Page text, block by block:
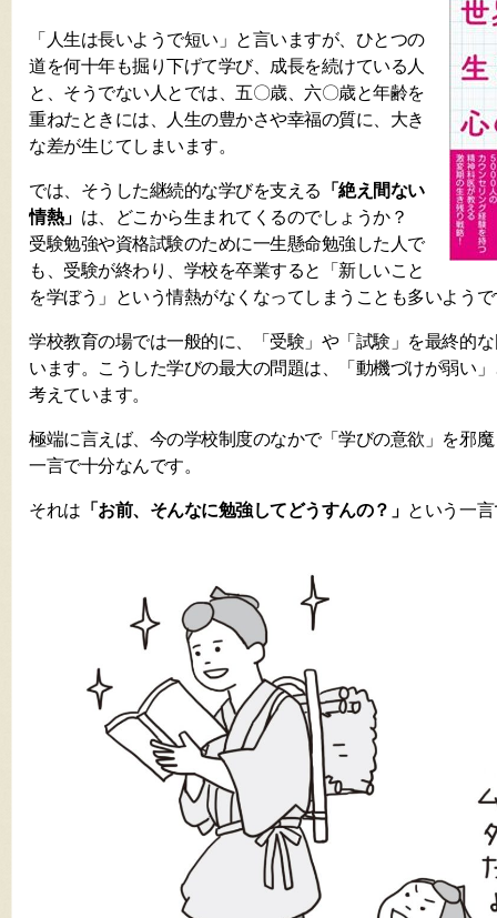
「人生は長いようで短い」と言いますが、ひとつの
道を何十年も掘り下げて学び、成長を続けている人
と、そうでない人とでは、五〇歳、六〇歳と年齢を
重ねたときには、人生の豊かさや幸福の質に、大き
な差が生じてしまいます。
では、そうした継続的な学びを支える
「絶え間ない
情熱」 は、どこから生まれてくるのでしょうか？
受験勉強や資格試験のために一生懸命勉強した人で
も、受験が終わり、学校を卒業すると「新しいこと
を学ぼう」という情熱がなくなってしまうことも多いよう
学校教育の場では一般的に、「受験」や「試験」を最終的
います。こうした学びの最大の問題は、「動機づけが弱い
考えています。
極端に言えば、今の学校制度のなかで「学びの意欲」を邪
一言で十分なんです。
それは 「お前、そんなに勉強してどうすんの？」 という一